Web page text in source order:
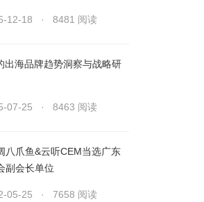
12-18 · 8481 阅读
出海品牌趋势洞察与战略研
07-25 · 8463 阅读
八爪鱼&云听CEM当选广东
副会长单位
05-25 · 7658 阅读